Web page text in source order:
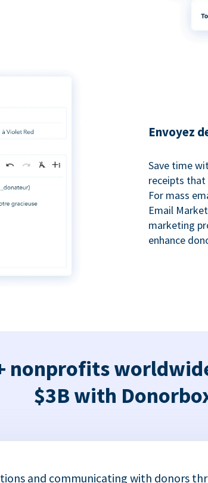
Envoyez
Save time
receipts that
For mass
Email
marketing
enhance
nonprofits
$3B with
and communicating with donors